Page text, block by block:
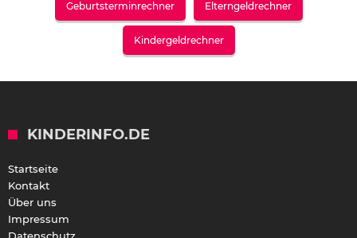
Geburtsterminrechner Elterngeldrechner
Kindergeldrechner
KINDERINFO.DE
Startseite
Kontakt
Über uns
Impressum